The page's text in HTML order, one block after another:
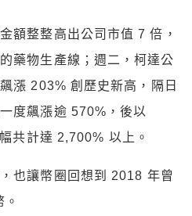
額整整高出公司市值 7 倍，
藥物生產線；週二，柯達公
漲 203% 創歷史新高，隔日
度飆漲逾 570%，後以
共計達 2,700% 以上。
也讓幣圈回想到 2018 年曾